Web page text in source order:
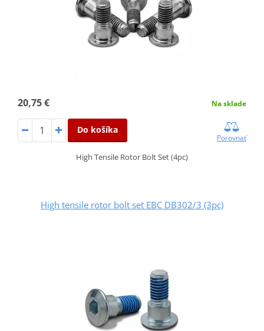
20,75 € Na sklade
Do košíka
Porovnať
High Tensile Rotor Bolt Set (4pc)
High tensile rotor bolt set EBC DB302/3 (3pc)